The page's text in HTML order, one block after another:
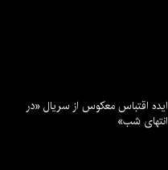
ایده اقتباس معکوس از سریال «در
انتهای شب»